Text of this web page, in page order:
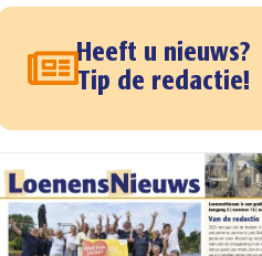
Heeft u nieuws?
Tip de redactie!